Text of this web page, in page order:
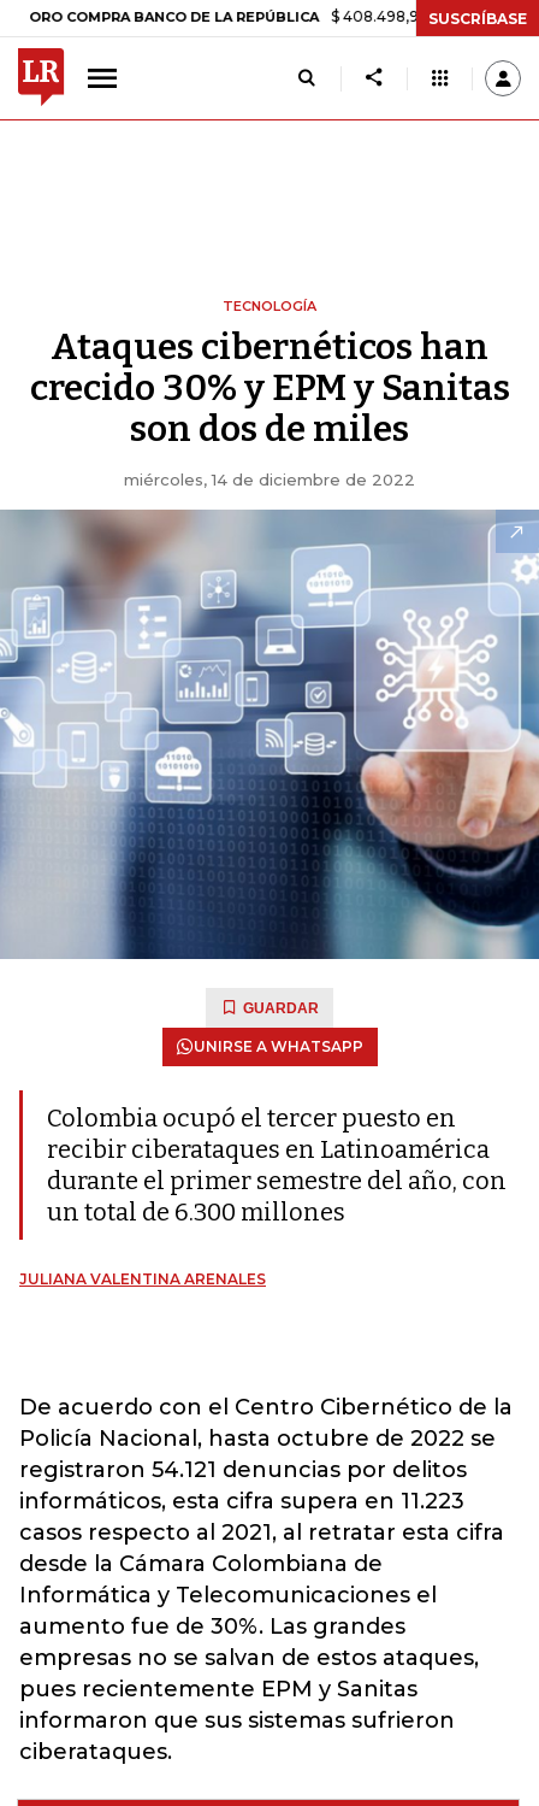
BANCO DE LA REPÚBLICA $ 408.498,97 +$ 8.753,81 +2,19%
SUSCRÍBASE
TECNOLOGÍA
Ataques cibernéticos han
crecido 30% y EPM y Sanitas
son dos de miles
miércoles, 14 de diciembre de 2022
GUARDAR
UNIRSE A WHATSAPP
Colombia ocupó el tercer puesto en
recibir ciberataques en Latinoamérica
durante el primer semestre del año, con
un total de 6.300 millones
JULIANA VALENTINA ARENALES
De acuerdo con el Centro Cibernético de la
Policía Nacional, hasta octubre de 2022 se
registraron 54.121 denuncias por delitos
informáticos, esta cifra supera en 11.223
casos respecto al 2021, al retratar esta cifra
desde la Cámara Colombiana de
Informática y Telecomunicaciones el
aumento fue de 30%. Las grandes
empresas no se salvan de estos ataques,
pues recientemente EPM y Sanitas
informaron que sus sistemas sufrieron
ciberataques.